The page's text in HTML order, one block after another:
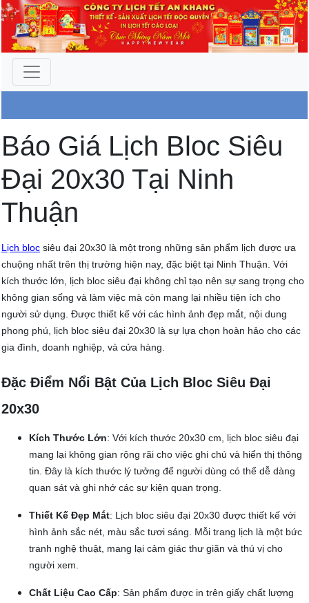
Công Ty An Khang
Báo Giá Lịch Bloc Siêu
Đại 20x30 Tại Ninh
Thuận
Lịch bloc siêu đại 20x30 là một trong những sản phẩm lịch được ưa
chuộng nhất trên thị trường hiện nay, đặc biệt tại Ninh Thuận. Với
kích thước lớn, lịch bloc siêu đại không chỉ tạo nên sự sang trọng cho
không gian sống và làm việc mà còn mang lại nhiều tiện ích cho
người sử dụng. Được thiết kế với các hình ảnh đẹp mắt, nội dung
phong phú, lịch bloc siêu đại 20x30 là sự lựa chọn hoàn hảo cho các
gia đình, doanh nghiệp, và cửa hàng.
Đặc Điểm Nổi Bật Của Lịch Bloc Siêu Đại
20x30
Kích Thước Lớn: Với kích thước 20x30 cm, lịch bloc siêu đại
mang lại không gian rộng rãi cho việc ghi chú và hiển thị thông
tin. Đây là kích thước lý tưởng để người dùng có thể dễ dàng
quan sát và ghi nhớ các sự kiện quan trọng.
Thiết Kế Đẹp Mắt: Lịch bloc siêu đại 20x30 được thiết kế với
hình ảnh sắc nét, màu sắc tươi sáng. Mỗi trang lịch là một bức
tranh nghệ thuật, mang lại cảm giác thư giãn và thú vị cho
người xem.
Chất Liệu Cao Cấp: Sản phẩm được in trên giấy chất lượng